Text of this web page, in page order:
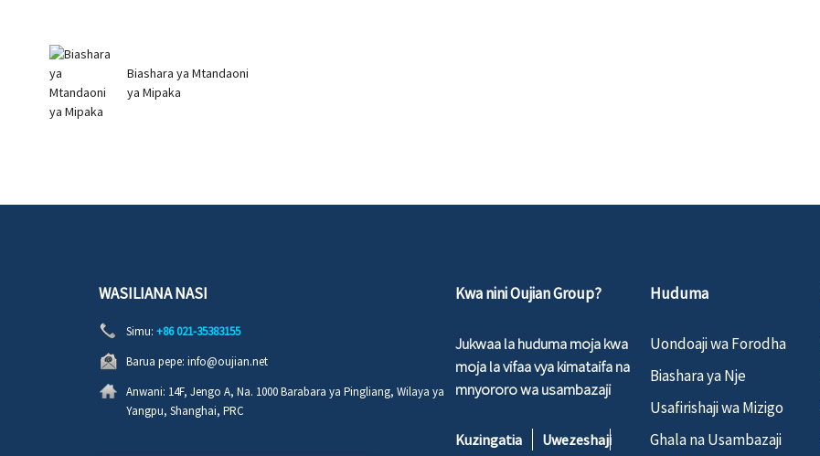
Biashara ya Mtandaoni
ya Mipaka
WASILIANA NASI
Simu: +86 021-35383155
Barua pepe: info@oujian.net
Anwani: 14F, Jengo A, Na. 1000 Barabara ya Pingliang, Wilaya ya
Yangpu, Shanghai, PRC
Kwa nini Oujian Group?
Jukwaa la huduma moja kwa
moja la vifaa vya kimataifa na
mnyororo wa usambazaji
Kuzingatia Uwezeshaji
Huduma
Uondoaji wa Forodha
Biashara ya Nje
Usafirishaji wa Mizigo
Ghala na Usambazaji